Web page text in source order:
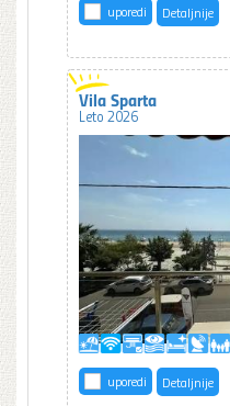
uporedi Detaljnije
Vila Sparta
Leto 2026
uporedi Detaljnije